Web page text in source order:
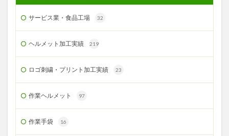
サービス業・食品工場 32
ヘルメット加工実績 219
ロゴ刺繍・プリント加工実績 23
作業ヘルメット 97
作業手袋 16